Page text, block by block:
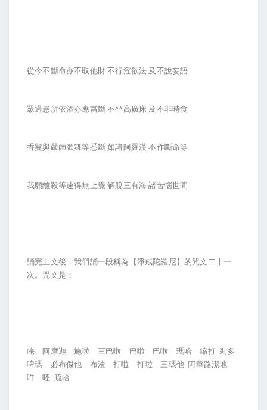
從今不斷命亦不取他財 不行淫欲法 及不說妄語
眾過患所依酒亦應當斷 不坐高廣床 及不非時食
香鬘與嚴飾歌舞等悉斷 如諸阿羅漢 不作斷命等
我願離殺等速得無上覺 解脫三有海 諸苦惱世間
誦完上文後，我們誦一段稱為【淨戒陀羅尼】的咒文二十一
次。咒文是：
唵 阿摩迦 施啦 三巴啦 巴啦 巴啦 瑪哈 縮打 剎多
啤瑪 必布傑他 布渣 打啦 打啦 三瑪他 阿華路潔地
吽 呸 疏哈